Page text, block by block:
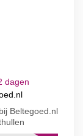
dagen
Beltegoed.nl